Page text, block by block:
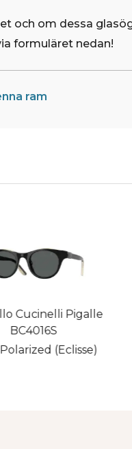
och om dessa
formuläret nedan!
ram
Cucinelli Pigalle
BC4016S
(Eclisse)